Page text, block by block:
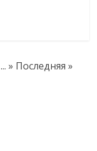
... » Последняя »